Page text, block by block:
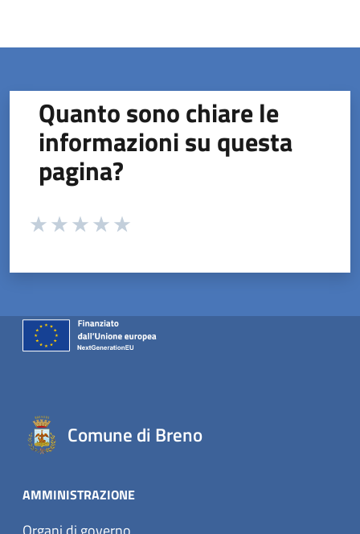
Quanto sono chiare le
informazioni su questa
pagina?
Valuta da 1 a 5 stelle la pagina
Comune di Breno
AMMINISTRAZIONE